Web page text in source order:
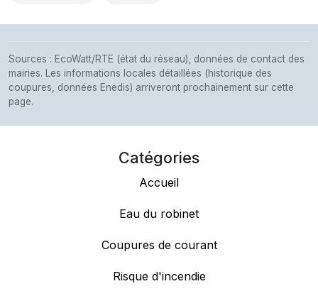
Sources : EcoWatt/RTE (état du réseau), données de contact des
mairies. Les informations locales détaillées (historique des
coupures, données Enedis) arriveront prochainement sur cette
page.
Catégories
Accueil
Eau du robinet
Coupures de courant
Risque d'incendie